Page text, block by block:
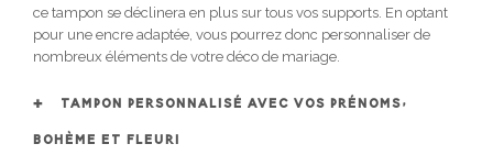
ce tampon se déclinera en plus sur tous vos supports. En optant
pour une encre adaptée, vous pourrez donc personnaliser de
nombreux éléments de votre déco de mariage.
TAMPON PERSONNALISÉ AVEC VOS PRÉNOMS,
BOHÈME ET FLEURI